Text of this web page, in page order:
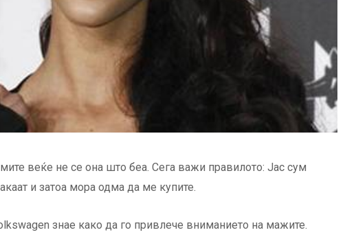
веќе не се она што беа. Сега важи правилото: Јас сум
и затоа мора одма да ме купите.
знае како да го привлече вниманието на мажите.